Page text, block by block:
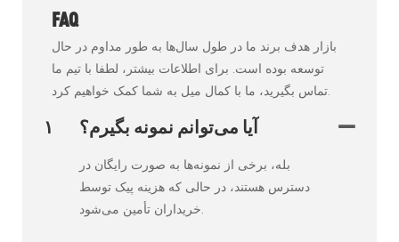
FAQ
بازار هدف برند ما در طول سال‌ها به طور مداوم در حال
توسعه بوده است. برای اطلاعات بیشتر، لطفا با تیم ما
تماس بگیرید، ما با کمال میل به شما کمک خواهیم کرد.
۱ آیا می‌توانم نمونه بگیرم؟
بله، برخی از نمونه‌ها به صورت رایگان در
دسترس هستند، در حالی که هزینه پیک توسط
خریداران تأمین می‌شود.